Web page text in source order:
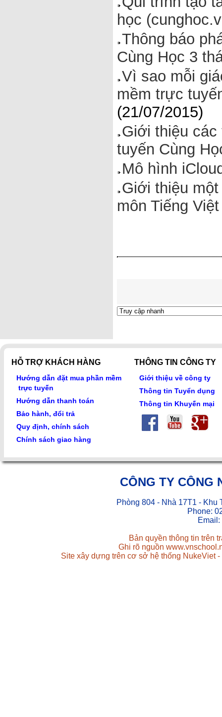
học
Thông báo
Cùng Học 3
Vì sao mỗi
mềm trực
(21/07/2015)
Giới thiệu
tuyến Cùng
Mô hình
Giới thiệu
môn Tiếng
HỖ TRỢ KHÁCH HÀNG
Hướng dẫn đặt mua phần mềm
trực tuyến
Hướng dẫn thanh toán
Bảo hành, đổi trả
Quy định, chính sách
Chính sách giao hàng
THÔNG TIN CÔNG TY
Giới thiệu về công ty
Thông tin Tuyển dụng
Thông tin Khuyến mại
CÔNG TY CÔNG
Phòng 804 - Nhà 17T1 - Khu
Phone:
Email:
Bản quyền thông tin trên
Ghi rõ nguồn
Site xây dựng trên cơ sở hệ thống NukeViet